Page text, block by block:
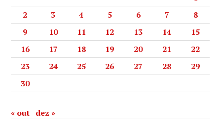
2
3 4 5 6 7
8
9
10 11 12 13 14
15
16
17 18 19 20 21
22
23
24 25 26 27 28
29
30
« out dez »